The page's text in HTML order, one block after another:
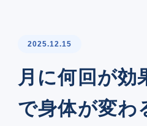
2025.12.15
月に何回が効
で身体が変わ